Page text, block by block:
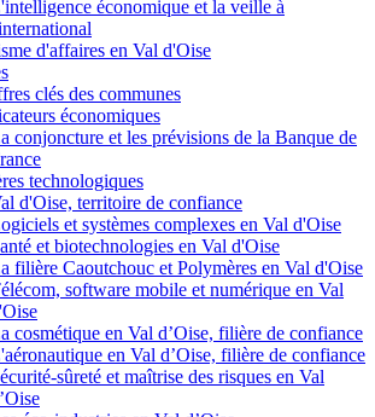
économique et la veille à
d'affaires en Val d'Oise
clés des communes
économiques
conjoncture et les prévisions de la Banque de
technologiques
d'Oise, territoire de confiance
et systèmes complexes en Val d'Oise
et biotechnologies en Val d'Oise
filière Caoutchouc et Polymères en Val d'Oise
software mobile et numérique en Val
cosmétique en Val d’Oise, filière de confiance
en Val d’Oise, filière de confiance
sûreté et maîtrise des risques en Val